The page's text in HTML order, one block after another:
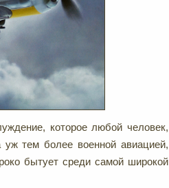
которое любой человек,
тем более военной авиацией,
бытует среди самой широкой